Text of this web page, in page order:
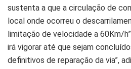
sustenta a que a circulação de
local onde ocorreu o
limitação de velocidade a 60Km/
irá vigorar até que sejam
definitivos de reparação da via”,